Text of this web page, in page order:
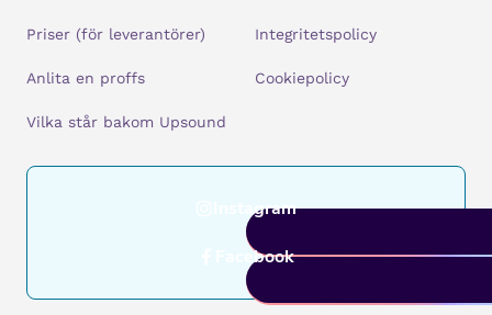
Priser (för leverantörer)
Anlita en proffs
Vilka står bakom Upsound
Integritetspolicy
Cookiepolicy
Instagram
Facebook